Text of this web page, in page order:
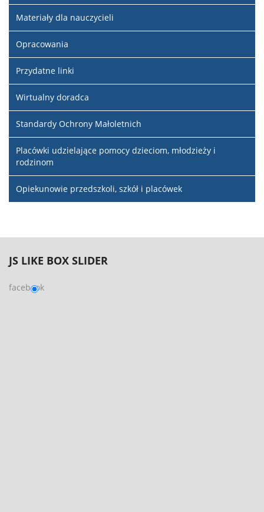
Materiały dla nauczycieli
Opracowania
Przydatne linki
Wirtualny doradca
Standardy Ochrony Małoletnich
Placówki udzielające pomocy dzieciom, młodzieży i
rodzinom
Opiekunowie przedszkoli, szkół i placówek
JS LIKE BOX SLIDER
facebook